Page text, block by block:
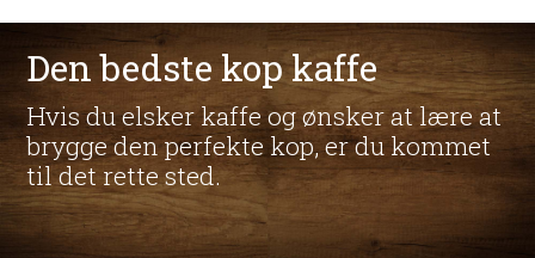
Den bedste kop kaffe
Hvis du elsker kaffe og ønsker at lære at
brygge den perfekte kop, er du kommet
til det rette sted.